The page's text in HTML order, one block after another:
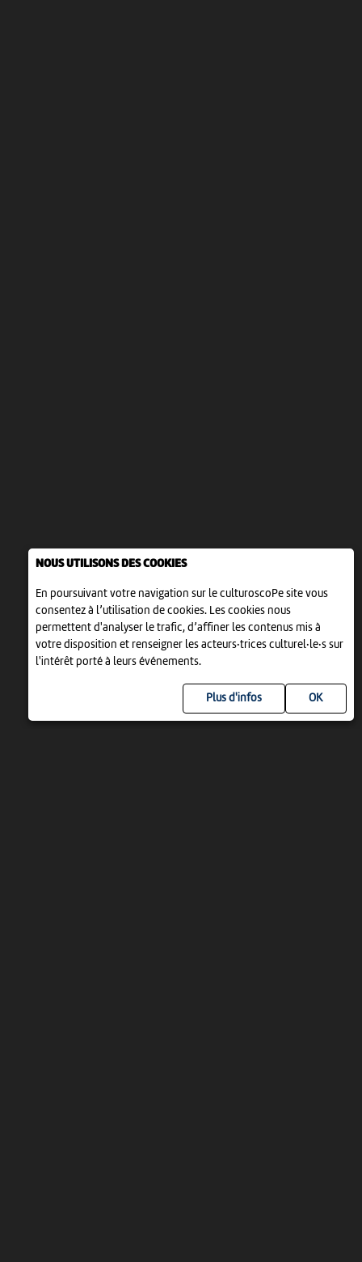
NOUS UTILISONS DES COOKIES
En poursuivant votre navigation sur le culturoscoPe site vous
consentez à l’utilisation de cookies. Les cookies nous
permettent d'analyser le trafic, d’affiner les contenus mis à
votre disposition et renseigner les acteurs·trices culturel·le·s sur
l'intérêt porté à leurs événements.
Plus d'infos